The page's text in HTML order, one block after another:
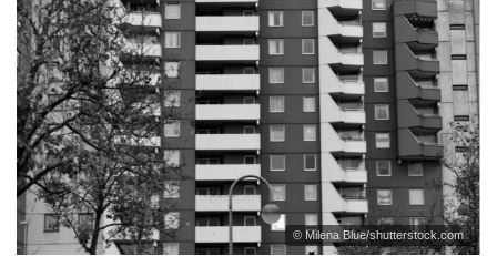
© Milena Blue/shutterstock.com